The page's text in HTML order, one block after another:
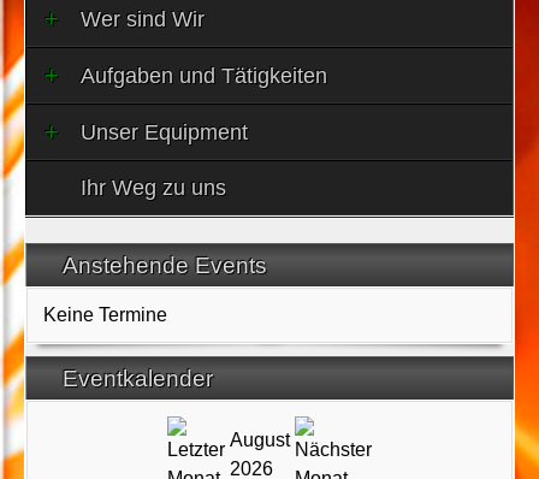
Wer sind Wir
Aufgaben und Tätigkeiten
Unser Equipment
Ihr Weg zu uns
Anstehende Events
Keine Termine
Eventkalender
August
2026